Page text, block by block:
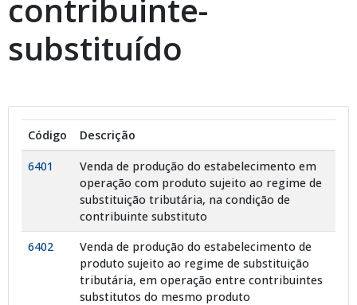
contribuinte-
substituído
Código Descrição
6401
Venda de produção do estabelecimento em
operação com produto sujeito ao regime de
substituição tributária, na condição de
contribuinte substituto
6402
Venda de produção do estabelecimento de
produto sujeito ao regime de substituição
tributária, em operação entre contribuintes
substitutos do mesmo produto